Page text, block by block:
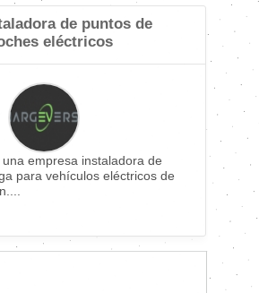
de puntos de
eléctricos
empresa instaladora de
para vehículos eléctricos de